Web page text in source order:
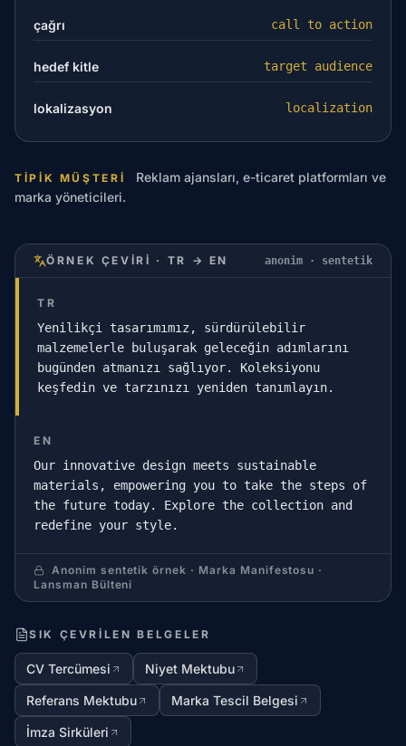
çağrı call to action
hedef kitle target audience
lokalizasyon localization
TIPIK MÜŞTERI
Reklam ajansları, e-ticaret platformları ve
marka yöneticileri.
ÖRNEK ÇEVIRI · TR → EN anonim · sentetik
TR
Yenilikçi tasarımımız, sürdürülebilir
malzemelerle buluşarak geleceğin adımlarını
bugünden atmanızı sağlıyor. Koleksiyonu
keşfedin ve tarzınızı yeniden tanımlayın.
EN
Our innovative design meets sustainable
materials, empowering you to take the steps of
the future today. Explore the collection and
redefine your style.
Anonim sentetik örnek · Marka Manifestosu ·
Lansman Bülteni
SIK ÇEVRILEN BELGELER
CV Tercümesi Niyet Mektubu
Referans Mektubu Marka Tescil Belgesi
İmza Sirküleri